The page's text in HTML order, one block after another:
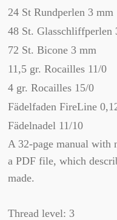
24 St Rundperlen 3 mm
48 St. Glasschliffperlen
72 St. Bicone 3 mm
11,5 gr. Rocailles 11/0
4 gr. Rocailles 15/0
Fädelfaden FireLine
Fädelnadel 11/10
A 32-page manual with
a PDF file, which
made.
Thread level: 3